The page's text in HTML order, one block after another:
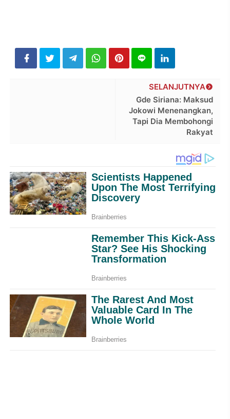
SELANJUTNYA
Gde Siriana: Maksud
Jokowi Menenangkan,
Tapi Dia Membohongi
Rakyat